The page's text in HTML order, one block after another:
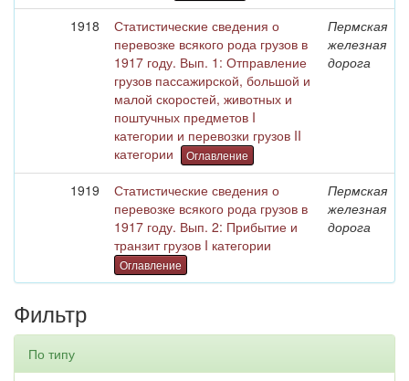
1918
Статистические сведения о
перевозке всякого рода грузов в
1917 году. Вып. 1: Отправление
грузов пассажирской, большой и
малой скоростей, животных и
поштучных предметов I
категории и перевозки грузов II
категории
Оглавление
Пермская
железная
дорога
1919
Статистические сведения о
перевозке всякого рода грузов в
1917 году. Вып. 2: Прибытие и
транзит грузов I категории
Оглавление
Пермская
железная
дорога
Фильтр
По типу